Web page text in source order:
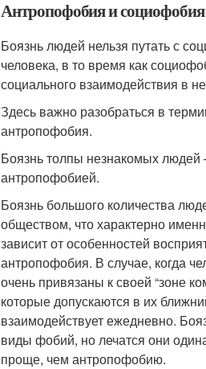
Антропофобия и
Боязнь людей нельзя путать с
человека, в то время как
социального взаимодействия в
Здесь важно разобраться в
антропофобия.
Боязнь толпы незнакомых людей
антропофобией.
Боязнь большого количества
обществом, что характерно
зависит от особенностей
антропофобия. В случае, когда
очень привязаны к своей “зоне
которые допускаются в их
взаимодействует ежедневно.
виды фобий, но лечатся они
проще, чем антропофобию.